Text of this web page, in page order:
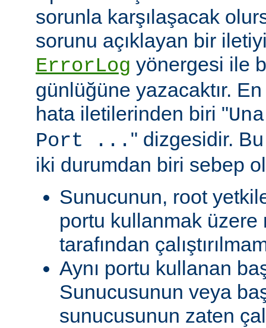
sorunla karşılaşacak
sorunu açıklayan bir
ErrorLog yönergesi ile
günlüğüne yazacaktır. En
hata iletilerinden biri "
Port ... " dizgesidir.
iki durumdan biri sebep
Sunucunun, root
portu kullanmak üzere
tarafından
Aynı portu kullanan
Sunucusunun veya
sunucusunun zaten